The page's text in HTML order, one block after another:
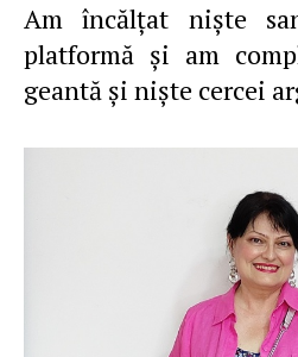
Am încălţat nişte
platformă şi am
geantă şi nişte cercei